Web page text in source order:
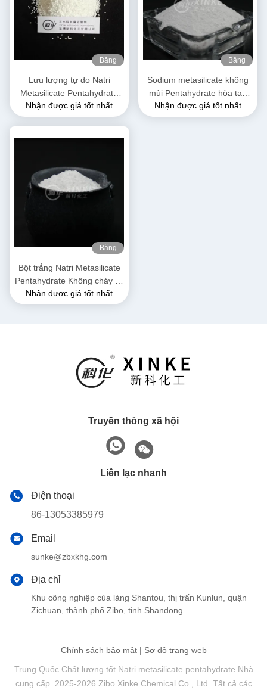
Băng
Lưu lượng tự do Natri
Metasilicate Pentahydrate
Granules Màu trắng
Nhận được giá tốt nhất
Băng
Sodium metasilicate không
mùi Pentahydrate hòa tan
trong nước Nặng phân tử
212.14 G/mol
Nhận được giá tốt nhất
Băng
Bột trắng Natri Metasilicate
Pentahydrate Không cháy và
thích hợp để lưu trữ ở nơi
khô
Nhận được giá tốt nhất
Truyền thông xã hội
Liên lạc nhanh
Điện thoại
86-13053385979
Email
sunke@zbxkhg.com
Địa chỉ
Khu công nghiệp của làng Shantou, thị trấn Kunlun, quận
Zichuan, thành phố Zibo, tỉnh Shandong
Chính sách bảo mật| Sơ đồ trang web
Trung Quốc Chất lượng tốt Natri metasilicate pentahydrate Nhà
cung cấp. 2025-2026 Zibo Xinke Chemical Co., Ltd. Tất cả các